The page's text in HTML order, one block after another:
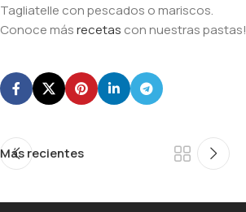
Tagliatelle con pescados o mariscos.
Conoce másrecetas con nuestras pastas!
Más recientes